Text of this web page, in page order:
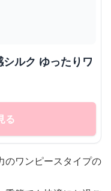
ルク ゆったりワ
る
のワンピースタイプの